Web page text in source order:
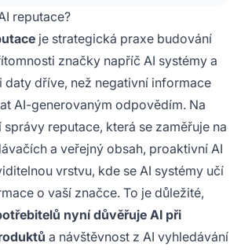
vnímání AI a budování
v důvěryhodných zdrojích, které
reputace?
je strategická praxe budování
značky napříč AI systémy a
dříve, než negativní informace
AI-generovaným odpovědím. Na
reputace, která se zaměřuje na
a veřejný obsah, proaktivní AI
vrstvu, kde se AI systémy učí
o vaší značce. To je důležité,
nyní důvěřuje AI při
a návštěvnost z AI vyhledávání